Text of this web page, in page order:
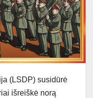
(LSDP) susidūrė
išreiškė norą